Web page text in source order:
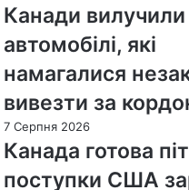
Канади
автомобілі, які
намагалися
вивезти за
7 Серпня 2026
Канада готова
поступки США